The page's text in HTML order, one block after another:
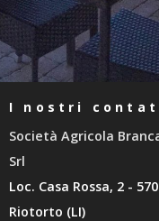
I nostri
Società Agricola
Srl
Loc. Casa Rossa, 2 -
Riotorto (LI)